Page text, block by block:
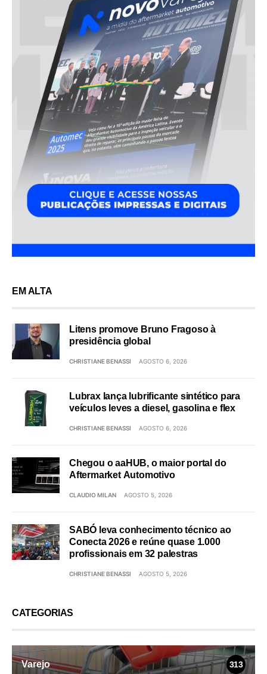
EM ALTA
Litens promove Bruno Fragoso à
presidência global
CHRISTIANE BENASSI AGOSTO 6, 2026
Lubrax lança lubrificante sintético para
veículos leves a diesel, gasolina e flex
CHRISTIANE BENASSI AGOSTO 6, 2026
Chegou o aaHUB, o maior portal do
Aftermarket Automotivo
CLAUDIO MILAN AGOSTO 5, 2026
SABÓ leva conhecimento técnico ao
Conecta 2026 e reúne quase 1.000
profissionais em 32 palestras
CHRISTIANE BENASSI AGOSTO 5, 2026
CATEGORIAS
Varejo 313